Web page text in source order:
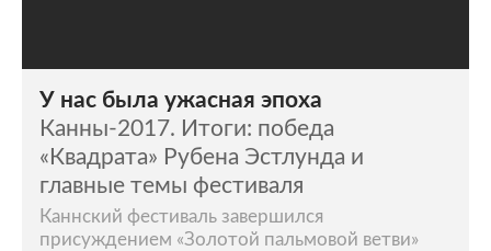
У нас была ужасная эпоха
Канны-2017. Итоги: победа
«Квадрата» Рубена Эстлунда и
главные темы фестиваля
Каннский фестиваль завершился
присуждением «Золотой пальмовой ветви»